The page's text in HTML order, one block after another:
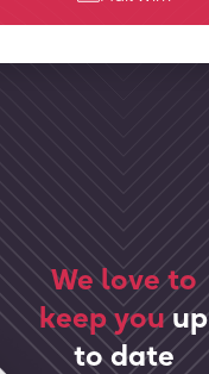
We love to
keep youup
to date